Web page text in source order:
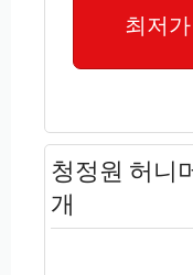
최저가
청정원 허니
개